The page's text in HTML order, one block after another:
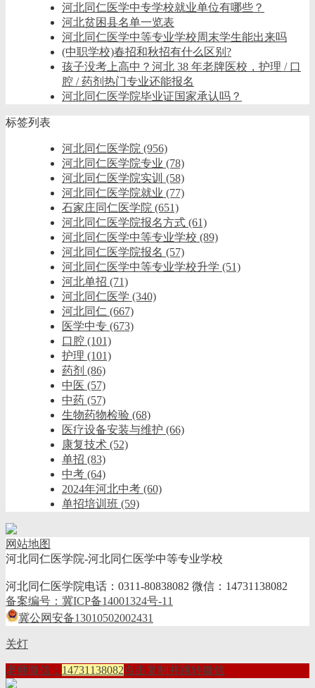
河北同仁医学中专学校就业单位有哪些？
河北贫困县名单一览表
河北同仁医学中等专业学校周末学生能出来吗
(中职学校)春招和秋招有什么区别?
孩子没考上高中？河北 38 年老牌医校，护理 / 口
腔 / 药剂热门专业还能报名
河北同仁医学院毕业证国家承认吗？
标签列表
河北同仁医学院 (956)
河北同仁医学院专业 (78)
河北同仁医学院实训 (58)
河北同仁医学院就业 (77)
石家庄同仁医学院 (651)
河北同仁医学院报名方式 (61)
河北同仁医学中等专业学校 (89)
河北同仁医学院报名 (57)
河北同仁医学中等专业学校升学 (51)
河北单招 (71)
河北同仁医学 (340)
河北同仁 (667)
医学中专 (673)
口腔 (101)
护理 (101)
药剂 (86)
中医 (57)
中药 (57)
生物药物检验 (68)
医疗设备安装与维护 (66)
康复技术 (52)
单招 (83)
中考 (64)
2024年河北中考 (60)
单招培训班 (59)
网站地图
河北同仁医学院-河北同仁医学中等专业学校
河北同仁医学院电话：0311-80838082 微信：14731138082
备案编号：冀ICP备14001324号-11
冀公网安备13010502002431
关灯
老师微信： 14731138082点击复制并跳转微信